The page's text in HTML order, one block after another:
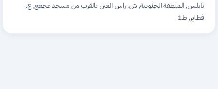
نابلس, المنطقة الجنوبية, ش. راس العين بالقرب من مسجد عجعج, ع.
فطاير, ط1